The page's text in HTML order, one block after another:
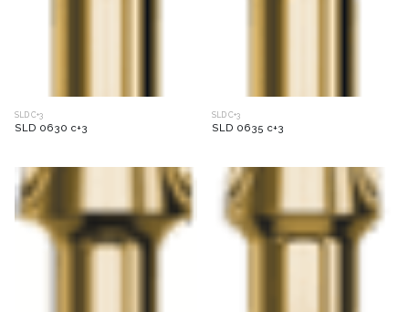
SLD C+3
SLD 0630 c+3
SLD C+3
SLD 0635 c+3